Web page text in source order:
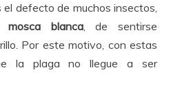
defecto de muchos insectos,
mosca blanca, de sentirse
Por este motivo, con estas
la plaga no llegue a ser